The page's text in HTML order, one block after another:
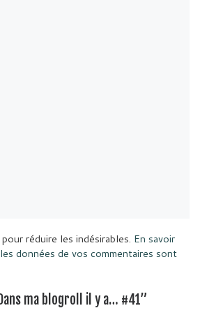
réduire les indésirables. En savoir
données de vos commentaires sont
ma blogroll il y a… #41”